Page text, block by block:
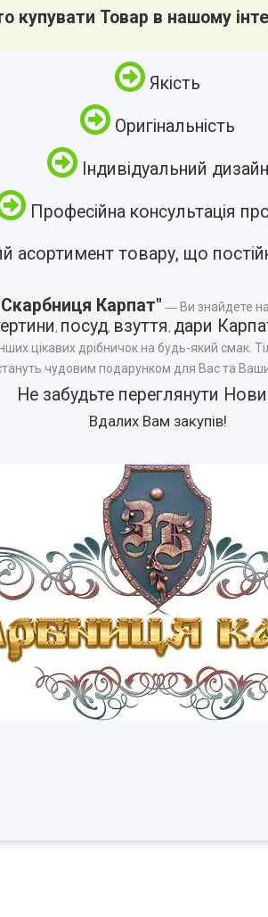
купувати Товар в нашому
Якість
Оригінальність
Індивідуальний дизайн
Професійна консультація
асортимент товару, що
Карпат" ― Ви знайдете
, посуд, взуття, дари
цікавих дрібничок на будь-який смак.
чудовим подарунком для Вас та
Не забудьте переглянути
Вдалих Вам закупів!